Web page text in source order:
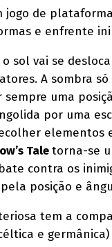
jogo de
e enfrente
sol vai se
A sombra
uma
por uma
elementos
Taletorna-se
contra os
posição e
tem a
e